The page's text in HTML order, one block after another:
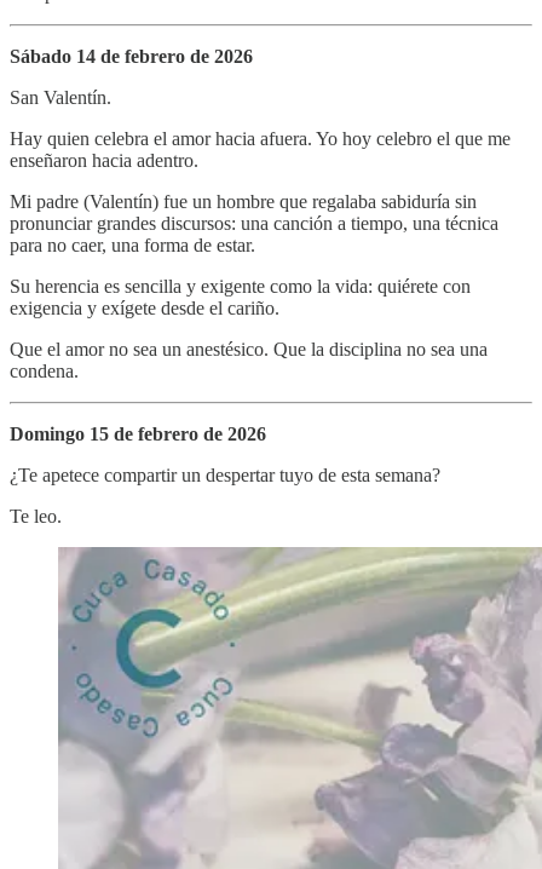
Sábado 14 de febrero de 2026
San Valentín.
Hay quien celebra el amor hacia afuera. Yo hoy celebro el que me
enseñaron hacia adentro.
Mi padre (Valentín) fue un hombre que regalaba sabiduría sin
pronunciar grandes discursos: una canción a tiempo, una técnica
para no caer, una forma de estar.
Su herencia es sencilla y exigente como la vida: quiérete con
exigencia y exígete desde el cariño.
Que el amor no sea un anestésico. Que la disciplina no sea una
condena.
Domingo 15 de febrero de 2026
¿Te apetece compartir un despertar tuyo de esta semana?
Te leo.